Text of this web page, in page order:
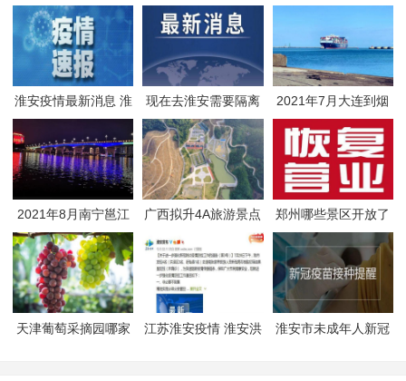
淮安疫情最新消息 淮
安疫情防控政策
现在去淮安需要隔离
吗 淮安最新隔离政策
2021年7月大连到烟
台航线因台风停航
2021年8月南宁邕江
夜游活动
广西拟升4A旅游景点
郑州哪些景区开放了
郑州景区什么时候恢
复开放
天津葡萄采摘园哪家
江苏淮安疫情 淮安洪
淮安市未成年人新冠